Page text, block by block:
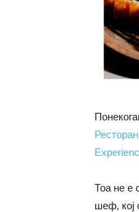
Тоа не е
шеф, кој